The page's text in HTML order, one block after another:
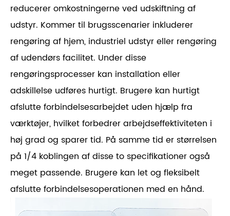
reducerer omkostningerne ved udskiftning af
udstyr. Kommer til brugsscenarier inkluderer
rengøring af hjem, industriel udstyr eller rengøring
af udendørs facilitet. Under disse
rengøringsprocesser kan installation eller
adskillelse udføres hurtigt. Brugere kan hurtigt
afslutte forbindelsesarbejdet uden hjælp fra
værktøjer, hvilket forbedrer arbejdseffektiviteten i
høj grad og sparer tid. På samme tid er størrelsen
på 1/4 koblingen af ​​disse to specifikationer også
meget passende. Brugere kan let og fleksibelt
afslutte forbindelsesoperationen med en hånd.